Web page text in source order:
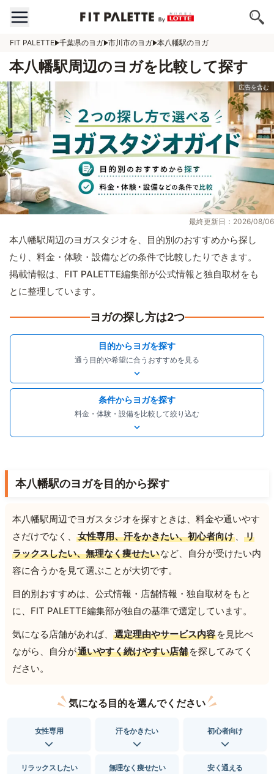
FIT PALETTE 千葉県のヨガ 市川市のヨガ 本八幡駅のヨガ
本八幡駅周辺のヨガを比較して探す
最終更新日：2026/08/06
本八幡駅周辺のヨガスタジオを、目的別のおすすめから探し
たり、料金・体験・設備などの条件で比較したりできます。
掲載情報は、FIT PALETTE編集部が公式情報と独自取材をも
とに整理しています。
ヨガの探し方は2つ
目的からヨガを探す
通う目的や希望に合うおすすめを見る
条件からヨガを探す
料金・体験・設備を比較して絞り込む
本八幡駅のヨガを目的から探す
本八幡駅周辺でヨガスタジオを探すときは、料金や通いやす
さだけでなく、
女性専用、汗をかきたい、初心者向け 、
リ
ラックスしたい、無理なく痩せたいなど、自分が受けたい内
容に合うかを見て選ぶことが大切です。
目的別おすすめは、公式情報・店舗情報・独自取材をもと
に、FIT PALETTE編集部が独自の基準で選定しています。
気になる店舗があれば、
選定理由やサービス内容 を見比べ
ながら、自分が通いやすく続けやすい店舗 を探してみてく
ださい。
気になる目的を選んでください
女性専用 汗をかきたい 初心者向け
リラックスしたい 無理なく痩せたい 安く通える